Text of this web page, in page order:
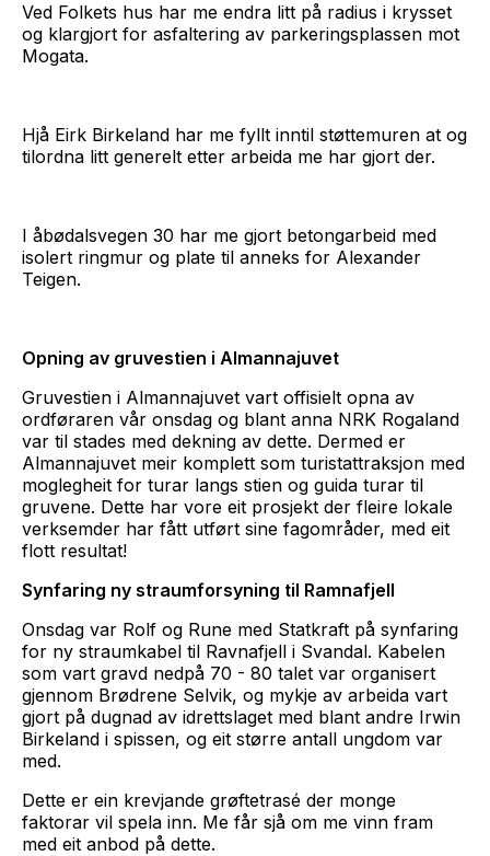
Ved Folkets hus har me endra litt på radius i krysset
og klargjort for asfaltering av parkeringsplassen mot
Mogata.
Hjå Eirk Birkeland har me fyllt inntil støttemuren at og
tilordna litt generelt etter arbeida me har gjort der.
I åbødalsvegen 30 har me gjort betongarbeid med
isolert ringmur og plate til anneks for Alexander
Teigen.
Opning av gruvestien i Almannajuvet
Gruvestien i Almannajuvet vart offisielt opna av
ordføraren vår onsdag og blant anna NRK Rogaland
var til stades med dekning av dette. Dermed er
Almannajuvet meir komplett som turistattraksjon med
moglegheit for turar langs stien og guida turar til
gruvene. Dette har vore eit prosjekt der fleire lokale
verksemder har fått utført sine fagområder, med eit
flott resultat!
Synfaring ny straumforsyning til Ramnafjell
Onsdag var Rolf og Rune med Statkraft på synfaring
for ny straumkabel til Ravnafjell i Svandal. Kabelen
som vart gravd nedpå 70 - 80 talet var organisert
gjennom Brødrene Selvik, og mykje av arbeida vart
gjort på dugnad av idrettslaget med blant andre Irwin
Birkeland i spissen, og eit større antall ungdom var
med.
Dette er ein krevjande grøftetrasé der monge
faktorar vil spela inn. Me får sjå om me vinn fram
med eit anbod på dette.